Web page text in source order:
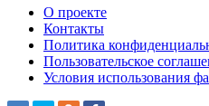
О проекте
Контакты
Политика
Пользовательское
Условия использования